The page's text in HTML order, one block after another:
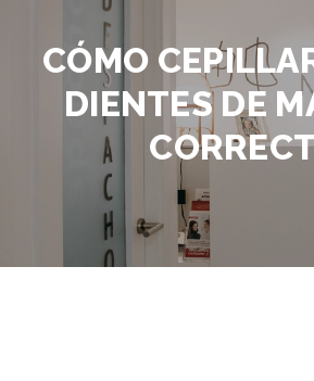
CÓMO
DIENTES DE